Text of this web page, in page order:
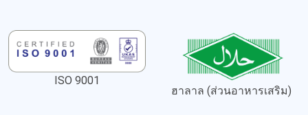
ISO 9001
ฮาลาล (ส่วนอาหารเสริม)